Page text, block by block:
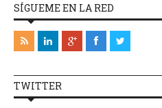
SÍGUEME EN LA RED
TWITTER